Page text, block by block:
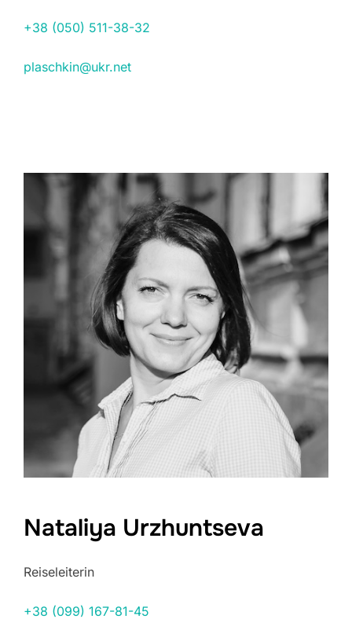
+38 (050) 511-38-32
plaschkin@ukr.net
Nataliya Urzhuntseva
Reiseleiterin
+38 (099) 167-81-45